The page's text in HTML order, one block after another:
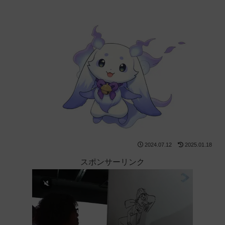
2024.07.12 2025.01.18
スポンサーリンク